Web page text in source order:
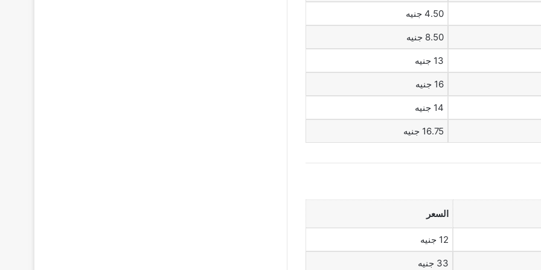
4.50 جنيه
8.50 جنيه
13 جنيه
16 جنيه
14 جنيه
16.75 جنيه
السعر
12 جنيه
33 جنيه